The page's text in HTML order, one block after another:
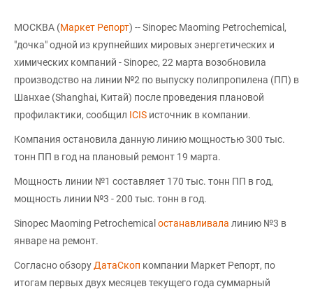
МОСКВА (Маркет Репорт) -- Sinopec Maoming Petrochemical,
"дочка" одной из крупнейших мировых энергетических и
химических компаний - Sinopec, 22 марта возобновила
производство на линии №2 по выпуску полипропилена (ПП) в
Шанхае (Shanghai, Китай) после проведения плановой
профилактики, сообщил ICIS источник в компании.
Компания остановила данную линию мощностью 300 тыс.
тонн ПП в год на плановый ремонт 19 марта.
Мощность линии №1 составляет 170 тыс. тонн ПП в год,
мощность линии №3 - 200 тыс. тонн в год.
Sinopec Maoming Petrochemical останавливала линию №3 в
январе на ремонт.
Согласно обзору ДатаСкоп компании Маркет Репорт, по
итогам первых двух месяцев текущего года суммарный